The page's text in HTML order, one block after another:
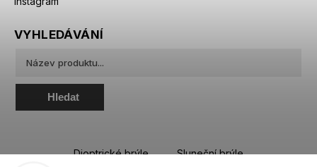
VYHLEDÁVÁNÍ
Hledat
Dioptrické brýle
Sluneční brýle